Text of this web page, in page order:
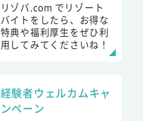
リゾバ.com でリゾート
バイトをしたら、お得な
特典や福利厚生をぜひ利
用してみてくださいね！
経験者ウェルカムキャ
ンペーン